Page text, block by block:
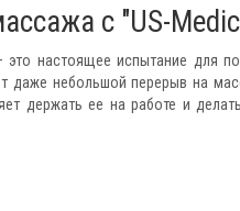
с "US-
настоящее испытание для
даже небольшой перерыв на
держать ее на работе и